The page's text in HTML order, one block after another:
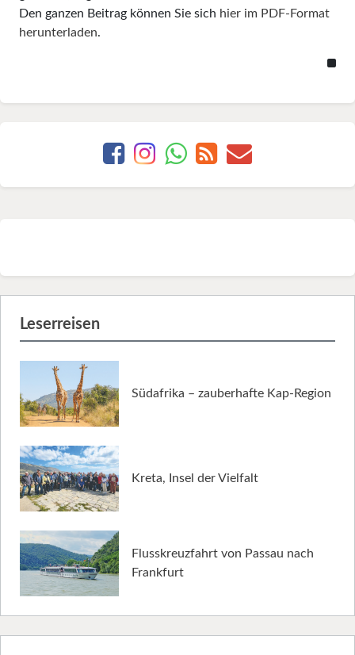
Den ganzen Beitrag können Sie sich hier im PDF-Format
herunterladen.
Leserreisen
Südafrika – zauberhafte Kap-Region
Kreta, Insel der Vielfalt
Flusskreuzfahrt von Passau nach
Frankfurt